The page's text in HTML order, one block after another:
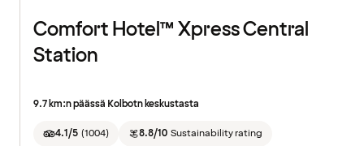
Comfort Hotel™ Xpress Central
Station
9.7 km:n päässä Kolbotn keskustasta
4.1/5 (1004) 8.8/10 Sustainability rating